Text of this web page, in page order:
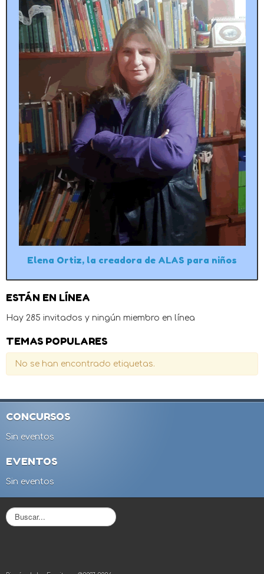
Elena Ortiz, la creadora de ALAS para niños
ESTÁN EN LÍNEA
Hay 285 invitados y ningún miembro en línea
TEMAS POPULARES
No se han encontrado etiquetas.
CONCURSOS
Sin eventos
EVENTOS
Sin eventos
B
u